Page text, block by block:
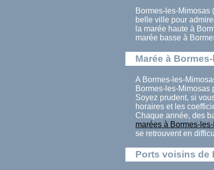
Bormes-les-Mimosas
belle ville pour
la marée haute à
marée basse à
Marée à
A Bormes-les-
Bormes-les-Mimosas
Soyez prudent, si
horaires et les
Chaque année, des
marées à Bormes-
se retrouvent en
Ports voisins de